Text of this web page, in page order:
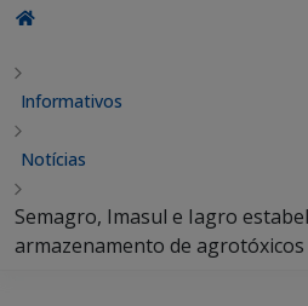
Informativos
Notícias
Semagro, Imasul e Iagro
armazenamento de agrotóxicos